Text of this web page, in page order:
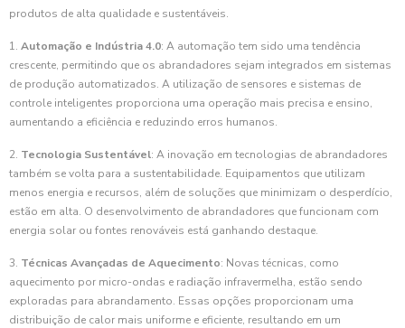
produtos de alta qualidade e sustentáveis.
1. Automação e Indústria 4.0: A automação tem sido uma tendência
crescente, permitindo que os abrandadores sejam integrados em sistemas
de produção automatizados. A utilização de sensores e sistemas de
controle inteligentes proporciona uma operação mais precisa e ensino,
aumentando a eficiência e reduzindo erros humanos.
2. Tecnologia Sustentável: A inovação em tecnologias de abrandadores
também se volta para a sustentabilidade. Equipamentos que utilizam
menos energia e recursos, além de soluções que minimizam o desperdício,
estão em alta. O desenvolvimento de abrandadores que funcionam com
energia solar ou fontes renováveis está ganhando destaque.
3. Técnicas Avançadas de Aquecimento: Novas técnicas, como
aquecimento por micro-ondas e radiação infravermelha, estão sendo
exploradas para abrandamento. Essas opções proporcionam uma
distribuição de calor mais uniforme e eficiente, resultando em um